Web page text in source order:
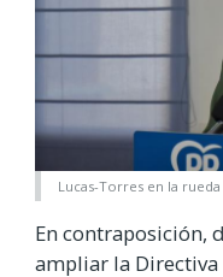
Lucas-Torres en la
En contraposición,
ampliar la Directiva